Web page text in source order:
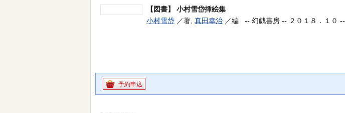
【図書】
小村雪岱挿絵集
小村雪岱 ／著, 真田幸治 ／編 -- 幻戯書房 -- ２０１８．１０
予約申込